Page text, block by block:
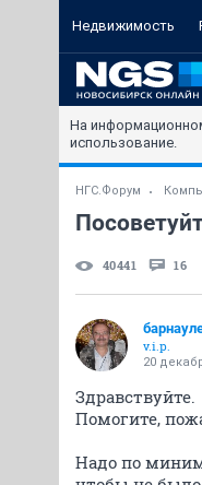
Недвижимость
На
использование.
НГС.Форум
40441 16
v.i.p.
20
Здравствуйте.
Помогите,
Надо по